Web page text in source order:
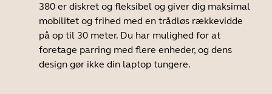
380 er diskret og fleksibel og giver dig maksimal
mobilitet og frihed med en trådløs rækkevidde
på op til 30 meter. Du har mulighed for at
foretage parring med flere enheder, og dens
design gør ikke din laptop tungere.